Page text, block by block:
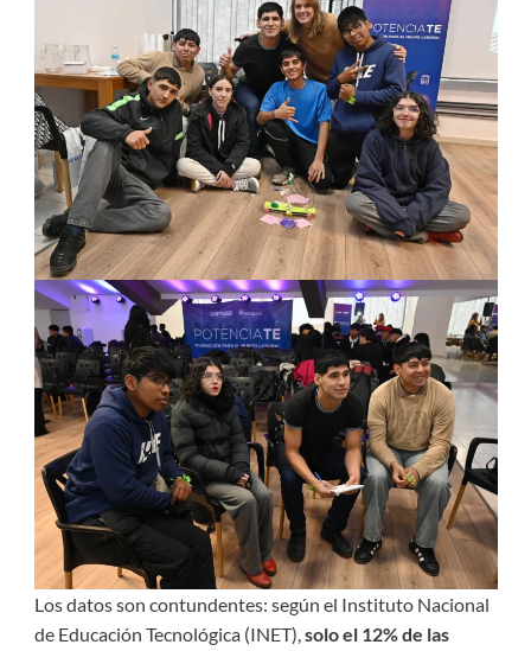
Los datos son contundentes: según el Instituto Nacional
de Educación Tecnológica (INET),solo el 12% de las